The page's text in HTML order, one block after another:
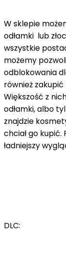
W sklepie
odłamki lub
wszystkie
możemy
odblokowania
również
Większość z
odłamki, albo
znajdzie
chciał go
ładniejszy
DLC: